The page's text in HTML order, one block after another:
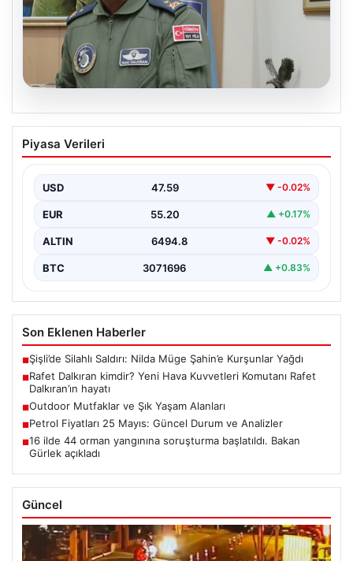
Rafet Dalkıran kimdir? Yeni Hava
Kuvvetleri Komutanı Rafet Dalkıran’ın
Piyasa Verileri
USD 47.59 ▼ -0.02%
EUR 55.20 ▲ +0.17%
ALTIN 6494.8 ▼ -0.02%
BTC 3071696 ▲ +0.83%
Son Eklenen Haberler
■Şişli’de Silahlı Saldırı: Nilda Müge Şahin’e Kurşunlar Yağdı
■Rafet Dalkıran kimdir? Yeni Hava Kuvvetleri Komutanı Rafet
Dalkıran’ın hayatı
■Outdoor Mutfaklar ve Şık Yaşam Alanları
■Petrol Fiyatları 25 Mayıs: Güncel Durum ve Analizler
■16 ilde 44 orman yangınına soruşturma başlatıldı. Bakan
Gürlek açıkladı
Güncel